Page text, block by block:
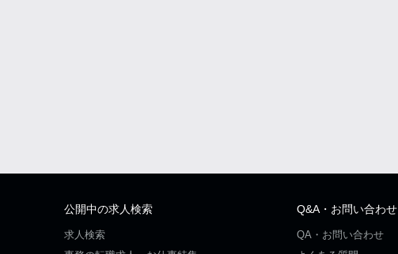
公開中の求人検索
求人検索
Q&A・お問い合わせ
QA・お問い合わせ